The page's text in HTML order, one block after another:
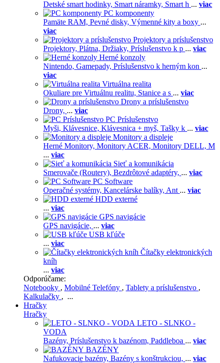
Detské smart hodinky, Smart náramky, Smart h ... viac
PC komponenty
Pamäte RAM, Pevné disky, Výmenné kity a boxy ...
viac
Projektory a príslušenstvo
Projektory, Plátna, Držiaky, Príslušenstvo k p ... viac
Herné konzoly
Nintendo, Gamepady, Príslušenstvo k herným kon ...
viac
Virtuálna realita
Okuliare pre Virtuálnu realitu, Stanice a s ... viac
Drony a príslušenstvo
Drony, ... viac
PC Príslušenstvo
Myši, Klávesnice, Klávesnica + myš, Tašky k ... viac
Monitory a displeje
Herné Monitory, Monitory ACER, Monitory DELL, M
... viac
Sieť a komunikácia
Smerovače (Routery), Bezdrôtové adaptéry, ... viac
PC Software
Operačné systémy, Kancelárske balíky, Ant ... viac
HDD externé
... viac
GPS navigácie
GPS navigácie, ... viac
USB kľúče
... viac
Čítačky elektronických
kníh
... viac
Odporúčame:
Notebooky , Mobilné Telefóny , Tablety a príslušenstvo ,
Kalkulačky , ...
Hračky
Hračky
LETO - SLNKO -
VODA
Bazény, Príslušenstvo k bazénom, Paddleboa ... viac
BAZÉNY
Nafukovacie bazény, Bazény s konštrukciou, ... viac